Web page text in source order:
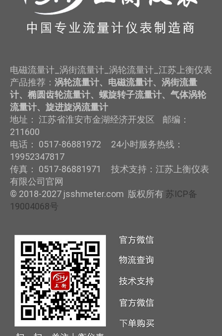
电磁流量计_涡街流量计_涡轮流量计_江苏上衡仪表
产品推荐： 涡轮流量计、电磁流量计、涡街流量
计、椭圆齿轮流量计、螺旋转子流量计、气体涡轮
流量计、旋进旋涡流量计
地址： 江苏省淮安市金湖经济开发区 邮编：
211600
电话： 0517-86881972 24小时服务热线：
19952347817
传真： 0517-86881971 技术支持：江苏上衡仪表
有限公司官网
© 2018-2027 jsshmeter.com 版权所有 苏ICP备
19004068号